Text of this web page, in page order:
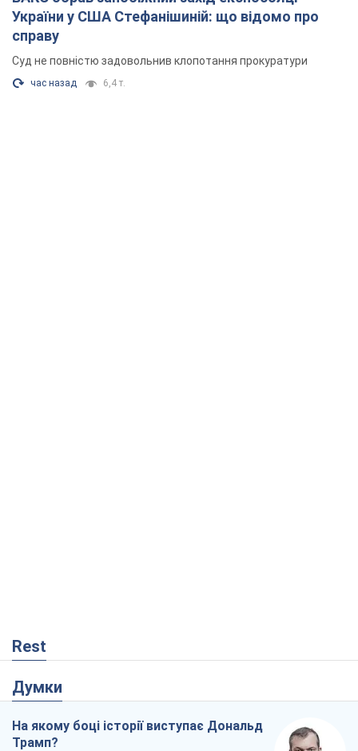
України у США Стефанішиній: що відомо про
справу
Суд не повністю задовольнив клопотання прокуратури
час назад 6,4 т.
Rest
Думки
На якому боці історії виступає Дональд
Трамп?